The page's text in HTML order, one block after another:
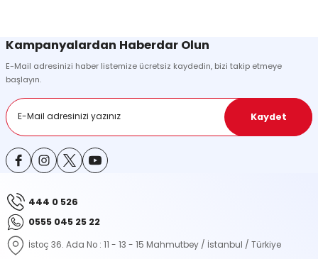
Ürün açıklamasında eksik bilgiler bulunuyor.
Bu ürüne benzer farklı alternatifler olmalı.
Deneyimini Paylaş
Kampanyalardan Haberdar Olun
E-Mail adresinizi haber listemize ücretsiz kaydedin, bizi takip etmeye
başlayın.
Kaydet
444 0 526
0555 045 25 22
İstoç 36. Ada No : 11 - 13 - 15 Mahmutbey / İstanbul / Türkiye